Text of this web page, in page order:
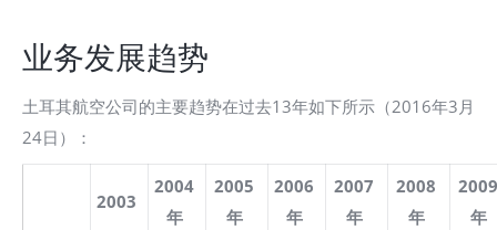
业务发展趋势
土耳其航空公司的主要趋势在过去13年如下所示（2016年3月
24日）：
2003
2004
年
2005
年
2006
年
2007
年
2008
年
2009
年